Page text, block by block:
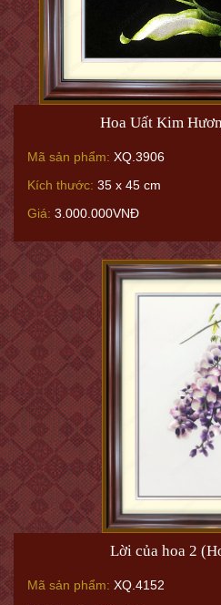
Hoa Uất Kim
Mã sản phẩm: XQ.3906
Kích thước: 35 x 45 cm
Giá: 3.000.000VNĐ
Lời của hoa 2
Mã sản phẩm: XQ.4152